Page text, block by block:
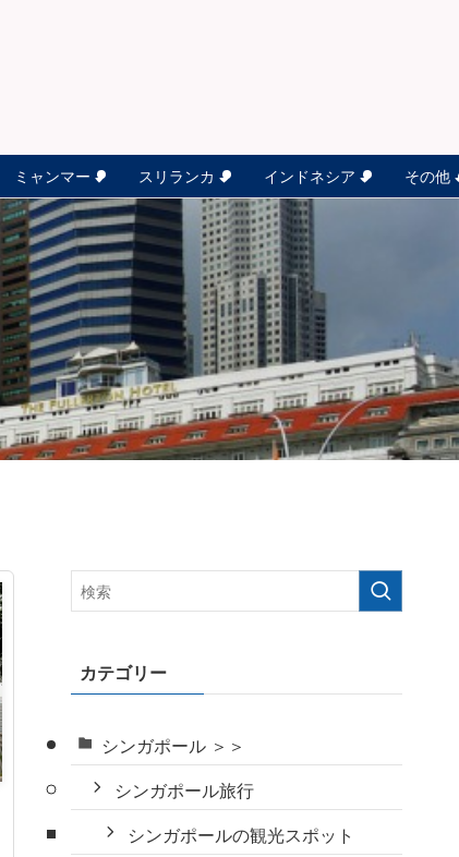
ミャンマー スリランカ インドネシア その他
カテゴリー
シンガポール ＞＞
シンガポール旅行
シンガポールの観光スポット